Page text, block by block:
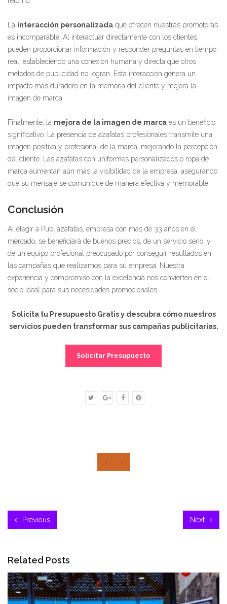
La interacción personalizada que ofrecen nuestras promotoras
es incomparable. Al interactuar directamente con los clientes,
pueden proporcionar información y responder preguntas en tiempo
real, estableciendo una conexión humana y directa que otros
métodos de publicidad no logran. Esta interacción genera un
impacto más duradero en la memoria del cliente y mejora la
imagen de marca.
Finalmente, la mejora de la imagen de marca es un beneficio
significativo. La presencia de azafatas profesionales transmite una
imagen positiva y profesional de la marca, mejorando la percepción
del cliente. Las azafatas con uniformes personalizados o ropa de
marca aumentan aún más la visibilidad de la empresa, asegurando
que su mensaje se comunique de manera efectiva y memorable.
Conclusión
Al elegir a Publiazafatas, empresa con más de 33 años en el
mercado, se beneficiará de buenos precios, de un servicio serio, y
de un equipo profesional preocupado por conseguir resultados en
las campañas que realizamos para su empresa. Nuestra
experiencia y compromiso con la excelencia nos convierten en el
socio ideal para sus necesidades promocionales.
Solicita tu Presupuesto Gratis y descubra cómo nuestros
servicios pueden transformar sus campañas publicitarias.
Solicitar Presupuesto
‹ ›
Previous Next
Related Posts